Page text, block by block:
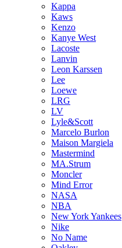
Kappa
Kaws
Kenzo
Kanye West
Lacoste
Lanvin
Leon Karssen
Lee
Loewe
LRG
LV
Lyle&Scott
Marcelo Burlon
Maison Margiela
Mastermind
MA.Strum
Moncler
Mind Error
NASA
NBA
New York Yankees
Nike
No Name